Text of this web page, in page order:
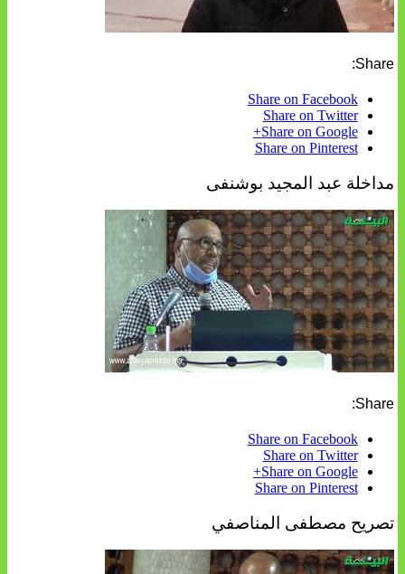
Share:
Share on Facebook
Share on Twitter
Share on Google+
Share on Pinterest
مداخلة عبد المجيد بوشنفى
Share:
Share on Facebook
Share on Twitter
Share on Google+
Share on Pinterest
تصريح مصطفى المناصفي